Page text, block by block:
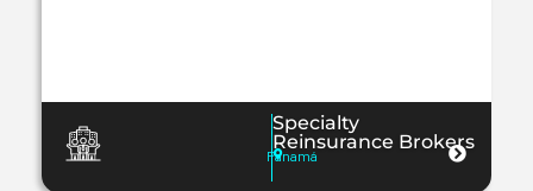
Specialty
Reinsurance Brokers
Panamá